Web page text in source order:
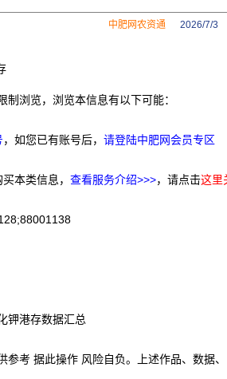
中肥网农资通2026/7/3
制浏览，浏览本信息有以下可能：
，如您已有账号后， 请登陆中肥网会员专区
本类信息， 查看服务介绍>>>，请点击这里
钾港存数据汇总
参考 据此操作 风险自负。上述作品、数据